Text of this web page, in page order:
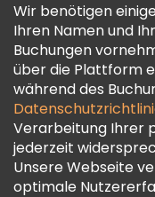
Cookie-Richtlinie
Freetour
Treueprogramm
Wir benötigen
Ihren Namen und
Buchungen
über die Plattform
während des
Verarbeitung Ihrer
jederzeit
Unsere Webseite
optimale